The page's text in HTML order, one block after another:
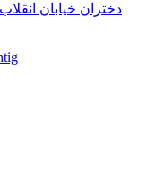
Frauen der Revolutionsstraße | دختران خیابان انقلاب